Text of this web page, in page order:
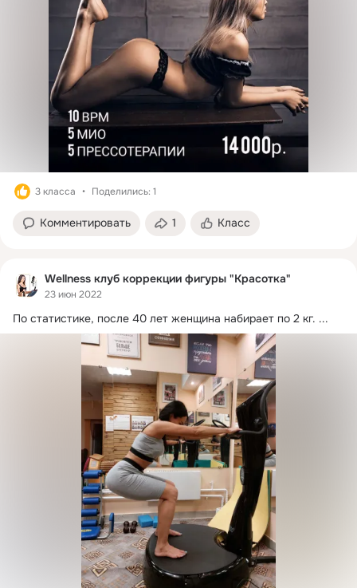
3 класса Поделились: 1
Комментировать 1 Класс
Wellness клуб коррекции фигуры "Красоткa"
23 июн 2022
​​По статистике, после 40 лет женщина набирает по 2 кг. ...